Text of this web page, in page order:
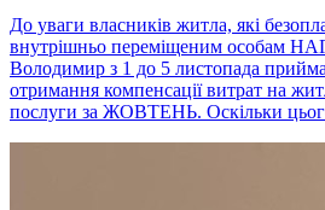
До уваги власників житла, які
внутрішньо переміщеним особам
Володимир з 1 до 5 листопада
отримання компенсації витрат на
послуги за ЖОВТЕНЬ. Оскільки